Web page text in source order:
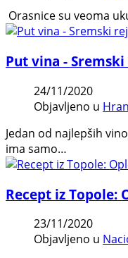
Orasnice su veoma
Put vina -
24/11/2020
Objavljeno u
Jedan od najlepših
ima samo…
Recept iz Topole:
23/11/2020
Objavljeno u